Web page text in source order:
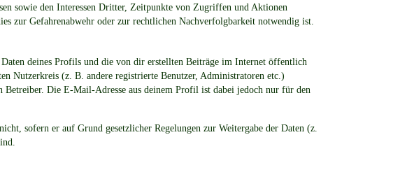
sowie den Interessen Dritter, Zeitpunkte von Zugriffen und Aktionen
zur Gefahrenabwehr oder zur rechtlichen Nachverfolgbarkeit notwendig ist.
deines Profils und die von dir erstellten Beiträge im Internet öffentlich
Nutzerkreis (z. B. andere registrierte Benutzer, Administratoren etc.)
Betreiber. Die E-Mail-Adresse aus deinem Profil ist dabei jedoch nur für den
sofern er auf Grund gesetzlicher Regelungen zur Weitergabe der Daten (z.